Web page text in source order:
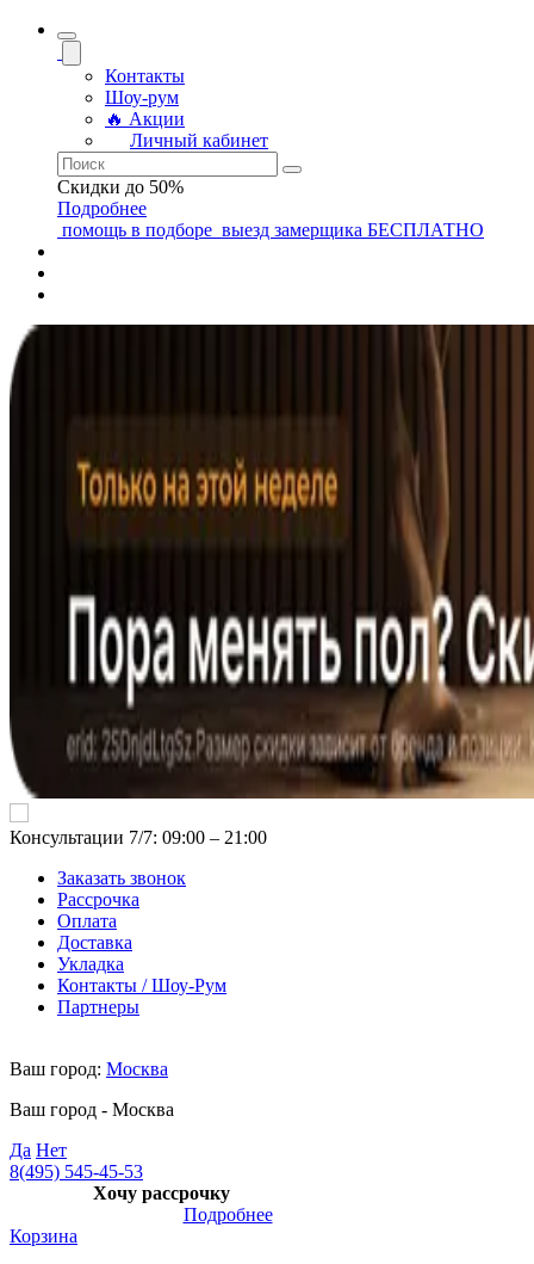
Контакты
Шоу-рум
🔥 Акции
Личный кабинет
Скидки до 50%
Подробнее
помощь в подборе выезд замерщика БЕСПЛАТНО
Консультации 7/7: 09:00 ‒ 21:00
Заказать звонок
Рассрочка
Оплата
Доставка
Укладка
Контакты / Шоу-Рум
Партнеры
Ваш город: Москва
Ваш город - Москва
Да Нет
8(495) 545-45-53
Хочу рассрочку
Подробнее
Корзина